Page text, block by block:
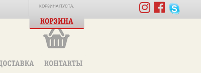
КОРЗИНА ПУСТА.